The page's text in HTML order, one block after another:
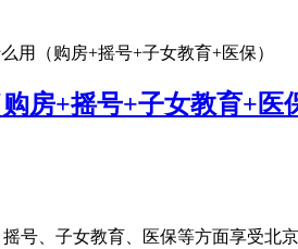
用（购房+摇号+子女教育+医保）
房+摇号+子女教育+医
、子女教育、医保等方面享受北京